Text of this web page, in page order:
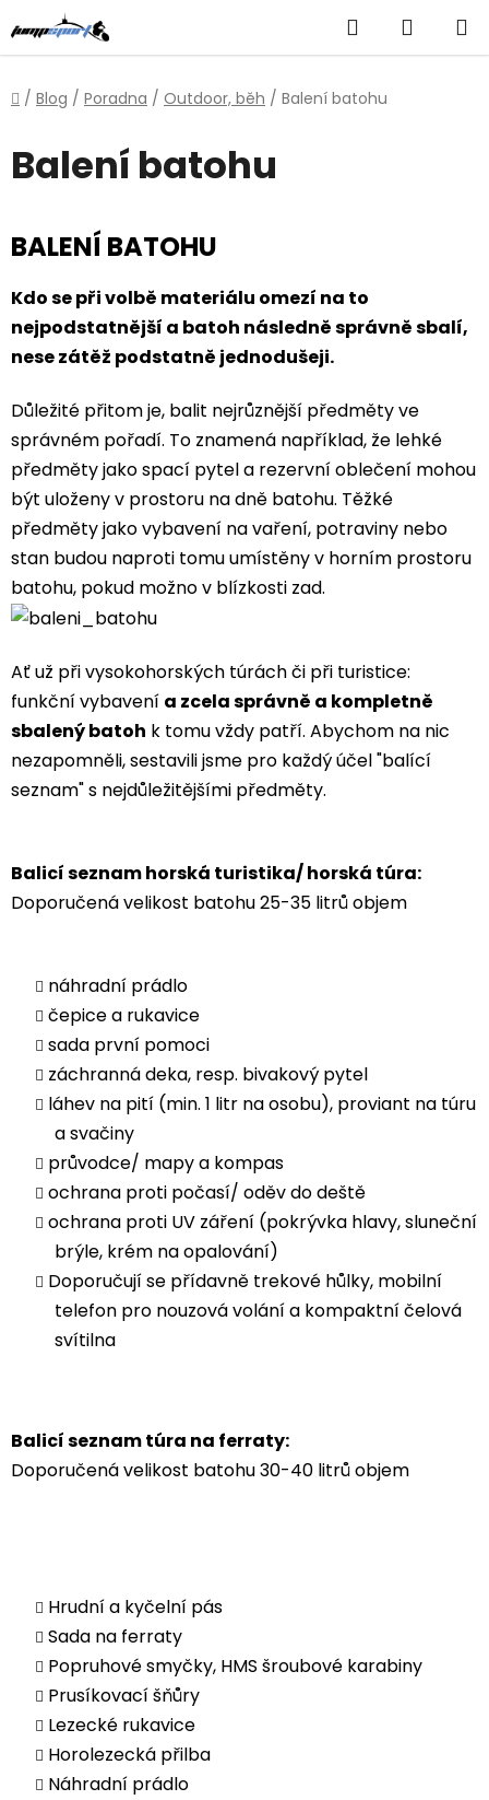
na
obsah
Hledat
KOŠÍK
Domů
/ Blog / Poradna / Outdoor, běh / Balení batohu
Balení batohu
BALENÍ BATOHU
Kdo se při volbě materiálu omezí na to
nejpodstatnější a batoh následně správně sbalí,
nese zátěž podstatně jednodušeji.
Důležité přitom je, balit nejrůznější předměty ve
správném pořadí. To znamená například, že lehké
předměty jako spací pytel a rezervní oblečení mohou
být uloženy v prostoru na dně batohu. Těžké
předměty jako vybavení na vaření, potraviny nebo
stan budou naproti tomu umístěny v horním prostoru
batohu, pokud možno v blízkosti zad.
Ať už při vysokohorských túrách či při turistice:
funkční vybavení a zcela správně a kompletně
sbalený batoh k tomu vždy patří. Abychom na nic
nezapomněli, sestavili jsme pro každý účel "balící
seznam" s nejdůležitějšími předměty.
Balicí seznam horská turistika/ horská túra:
Doporučená velikost batohu 25-35 litrů objem
náhradní prádlo
čepice a rukavice
sada první pomoci
záchranná deka, resp. bivakový pytel
láhev na pití (min. 1 litr na osobu), proviant na túru
a svačiny
průvodce/ mapy a kompas
ochrana proti počasí/ oděv do deště
ochrana proti UV záření (pokrývka hlavy, sluneční
brýle, krém na opalování)
Doporučují se přídavně trekové hůlky, mobilní
telefon pro nouzová volání a kompaktní čelová
svítilna
Balicí seznam túra na ferraty:
Doporučená velikost batohu 30-40 litrů objem
Hrudní a kyčelní pás
Sada na ferraty
Popruhové smyčky, HMS šroubové karabiny
Prusíkovací šňůry
Lezecké rukavice
Horolezecká přilba
Náhradní prádlo